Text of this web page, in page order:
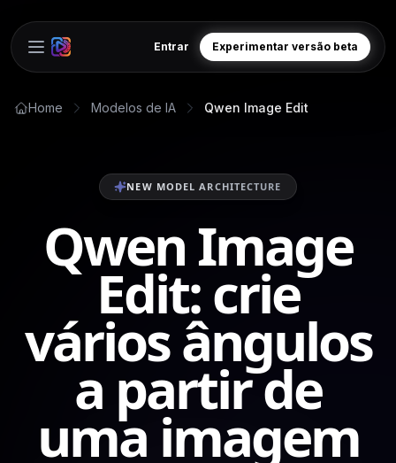
Open main menu
Entrar Experimentar versão beta
Home Modelos de IA Qwen Image Edit
NEW MODEL ARCHITECTURE
Qwen Image
Edit: crie
vários ângulos
a partir de
uma imagem